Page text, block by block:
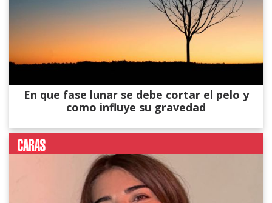
En que fase lunar se debe cortar el pelo y
como influye su gravedad